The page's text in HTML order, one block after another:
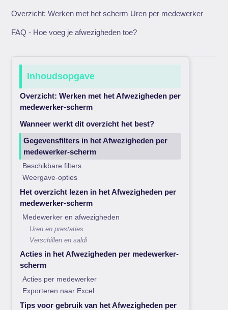
Overzicht: Werken met het scherm Uren per medewerker
FAQ - Hoe voeg je afwezigheden toe?
Inhoudsopgave
Overzicht: Werken met het Afwezigheden per
medewerker-scherm
Wanneer werkt dit overzicht het best?
Gegevensfilters in het Afwezigheden per
medewerker-scherm
Beschikbare filters
Weergave-opties
Het overzicht lezen in het Afwezigheden per
medewerker-scherm
Medewerker en afwezigheden
Uren en prestaties
Verschillen en saldi
Acties in het Afwezigheden per medewerker-
scherm
Acties per medewerker
Exporteren naar Excel
Tips voor gebruik van het Afwezigheden per